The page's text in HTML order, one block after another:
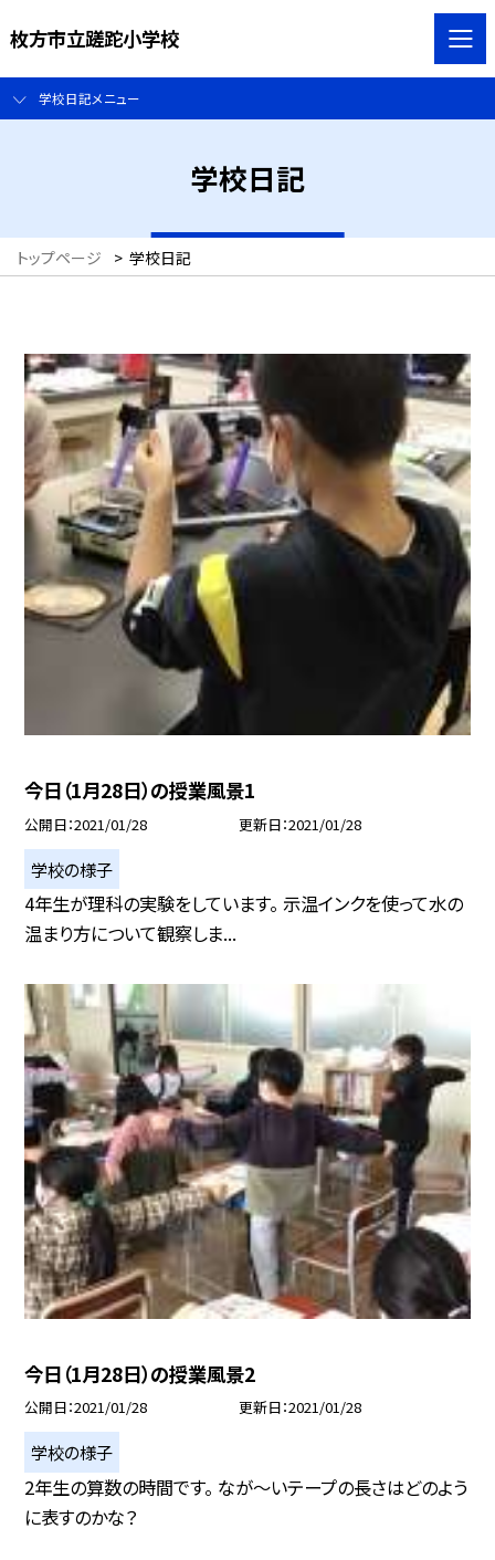
枚方市立蹉跎小学校
学校日記メニュー
学校日記
トップページ > 学校日記
今日（1月28日）の授業風景1
公開日 2021/01/28 更新日 2021/01/28
学校の様子
4年生が理科の実験をしています。 示温インクを使って水の
温まり方について観察しま...
今日（1月28日）の授業風景2
公開日 2021/01/28 更新日 2021/01/28
学校の様子
2年生の算数の時間です。 なが〜いテープの長さはどのよう
に表すのかな？